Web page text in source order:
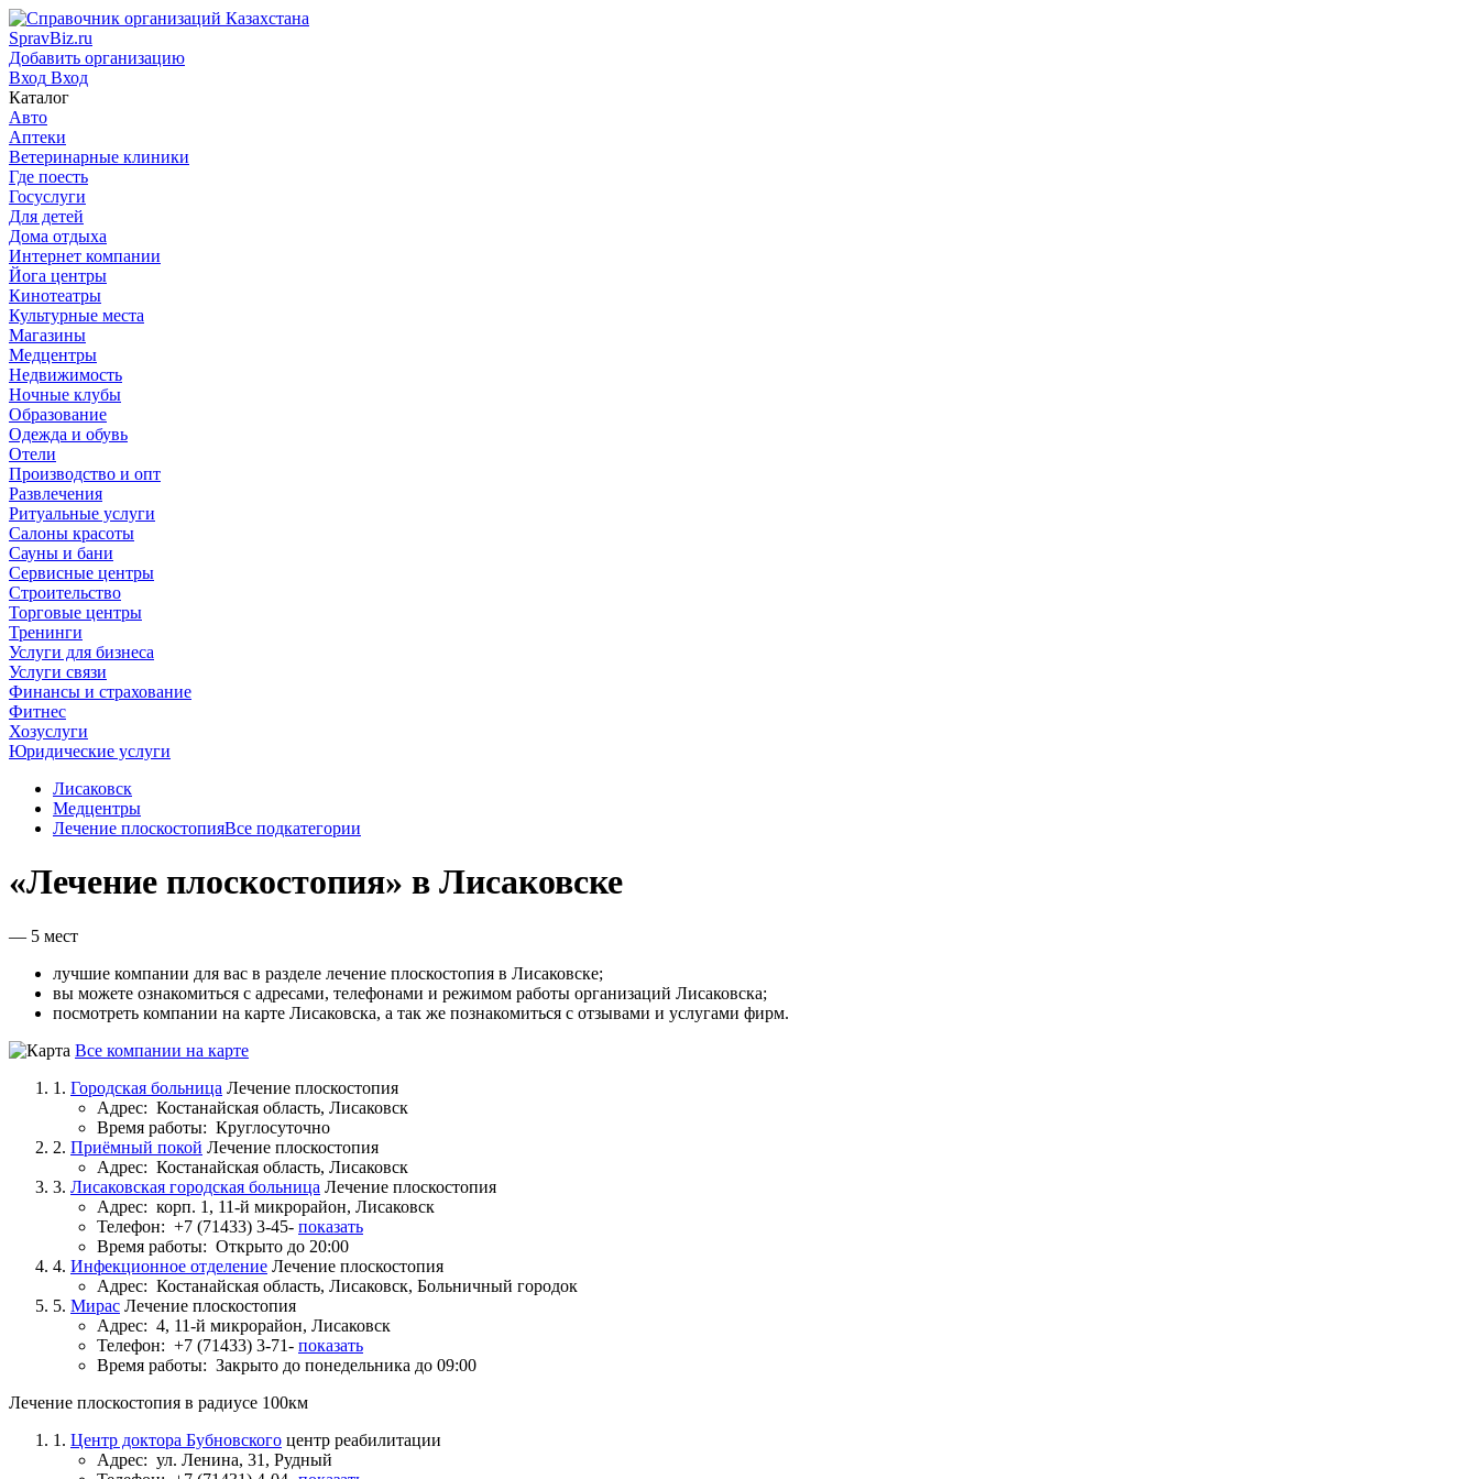
SpravBiz.ru
Добавить организацию
Вход Вход
Каталог
Авто
Аптеки
Ветеринарные клиники
Где поесть
Госуслуги
Для детей
Дома отдыха
Интернет компании
Йога центры
Кинотеатры
Культурные места
Магазины
Медцентры
Недвижимость
Ночные клубы
Образование
Одежда и обувь
Отели
Производство и опт
Развлечения
Ритуальные услуги
Салоны красоты
Сауны и бани
Сервисные центры
Строительство
Торговые центры
Тренинги
Услуги для бизнеса
Услуги связи
Финансы и страхование
Фитнес
Хозуслуги
Юридические услуги
Лисаковск
Медцентры
Лечение плоскостопияВсе подкатегории
«Лечение плоскостопия» в Лисаковске
— 5 мест
лучшие компании для вас в разделе лечение плоскостопия в Лисаковске;
вы можете ознакомиться с адресами, телефонами и режимом работы организаций Лисаковска;
посмотреть компании на карте Лисаковска, а так же познакомиться с отзывами и услугами фирм.
Все компании на карте
1. Городская больница Лечение плоскостопия
Адрес: Костанайская область, Лисаковск
Время работы: Круглосуточно
2. Приёмный покой Лечение плоскостопия
Адрес: Костанайская область, Лисаковск
3. Лисаковская городская больница Лечение плоскостопия
Адрес: корп. 1, 11-й микрорайон, Лисаковск
Телефон: +7 (71433) 3-45- показать
Время работы: Открыто до 20:00
4. Инфекционное отделение Лечение плоскостопия
Адрес: Костанайская область, Лисаковск, Больничный городок
5. Мирас Лечение плоскостопия
Адрес: 4, 11-й микрорайон, Лисаковск
Телефон: +7 (71433) 3-71- показать
Время работы: Закрыто до понедельника до 09:00
Лечение плоскостопия в радиусе 100км
1. Центр доктора Бубновского центр реабилитации
Адрес: ул. Ленина, 31, Рудный